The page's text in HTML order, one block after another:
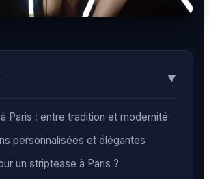
▼
Paris : entre tradition et modernité
personnalisées et élégantes
un striptease à Paris ?